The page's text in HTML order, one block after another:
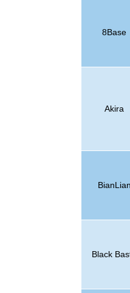
8Base
Akira
BianLian
Black